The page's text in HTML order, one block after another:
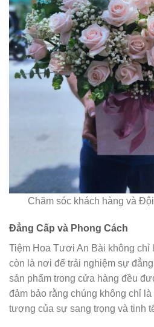
Chăm sóc khách hàng và
Đẳng Cấp và Phong Cách
Tiệm Hoa Tươi An Bài không chỉ
còn là nơi để trải nghiệm sự
sản phẩm trong cửa hàng đều
đảm bảo rằng chúng không chỉ
tượng của sự sang trọng và tinh